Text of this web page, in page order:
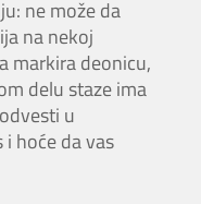
ne može da
na nekoj
markira deonicu,
delu staze ima
u
hoće da vas